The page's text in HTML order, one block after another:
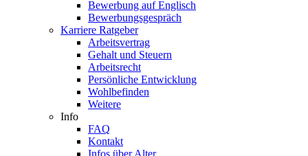
Bewerbung auf Englisch
Bewerbungsgespräch
Karriere Ratgeber
Arbeitsvertrag
Gehalt und Steuern
Arbeitsrecht
Persönliche Entwicklung
Wohlbefinden
Weitere
Info
FAQ
Kontakt
Infos über Alter